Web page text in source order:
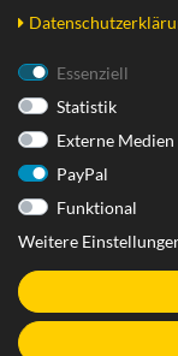
AGB
Essenziell
Statistik
Externe Medien
PayPal
Funktional
Weitere